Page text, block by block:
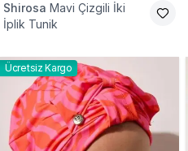
Shirosa Mavi Çizgili İki
İplik Tunik
Ücretsiz Kargo